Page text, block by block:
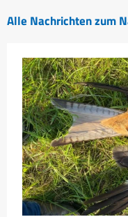
Alle Nachrichten zum